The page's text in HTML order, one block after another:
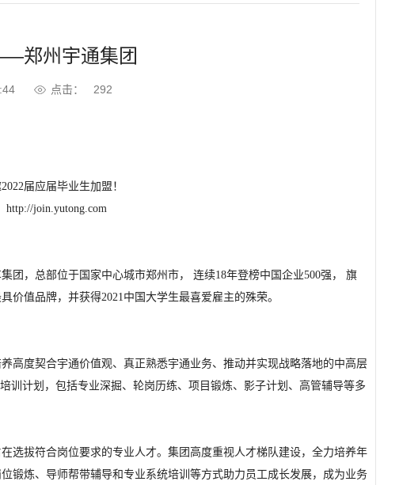
郑州宇通集团
点击： 292
2022届应届毕业生加盟！
http://join.yutong.com
团，总部位于国家中心城市郑州市， 连续18年登榜中国企业500强， 旗
价值品牌，并获得2021中国大学生最喜爱雇主的殊荣。
高度契合宇通价值观、真正熟悉宇通业务、推动并实现战略落地的中高层
训计划，包括专业深掘、轮岗历练、项目锻炼、影子计划、高管辅导等多
选拔符合岗位要求的专业人才。集团高度重视人才梯队建设，全力培养年
锻炼、导师帮带辅导和专业系统培训等方式助力员工成长发展，成为业务